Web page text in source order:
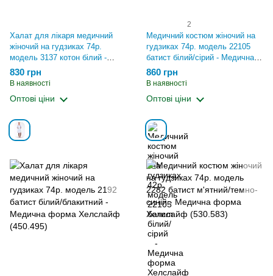
Халат для лікаря медичний
жіночий на гудзиках 74р.
модель 3137 котон білий -
Медична форма Хелслайф
(510.561)
830 грн
В наявності
Оптові ціни
2
Медичний костюм жіночий на
гудзиках 74р. модель 22105
батист білий/сірий - Медична
форма Хелслайф (530.583)
860 грн
В наявності
Оптові ціни